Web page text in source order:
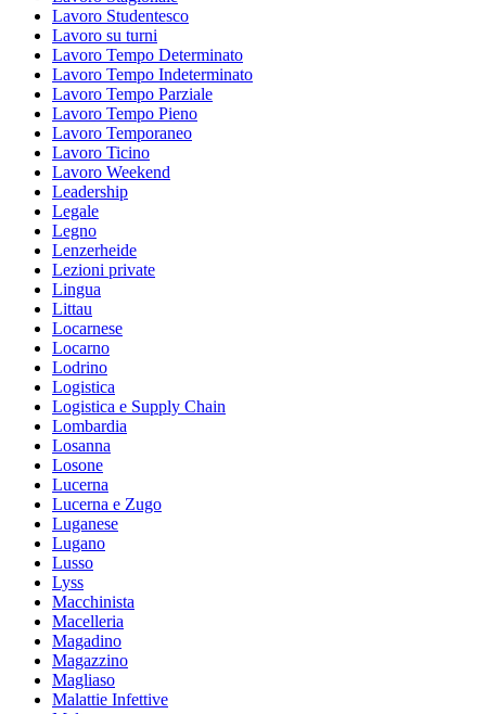
Lavoro Studentesco
Lavoro su turni
Lavoro Tempo Determinato
Lavoro Tempo Indeterminato
Lavoro Tempo Parziale
Lavoro Tempo Pieno
Lavoro Temporaneo
Lavoro Ticino
Lavoro Weekend
Leadership
Legale
Legno
Lenzerheide
Lezioni private
Lingua
Littau
Locarnese
Locarno
Lodrino
Logistica
Logistica e Supply Chain
Lombardia
Losanna
Losone
Lucerna
Lucerna e Zugo
Luganese
Lugano
Lusso
Lyss
Macchinista
Macelleria
Magadino
Magazzino
Magliaso
Malattie Infettive